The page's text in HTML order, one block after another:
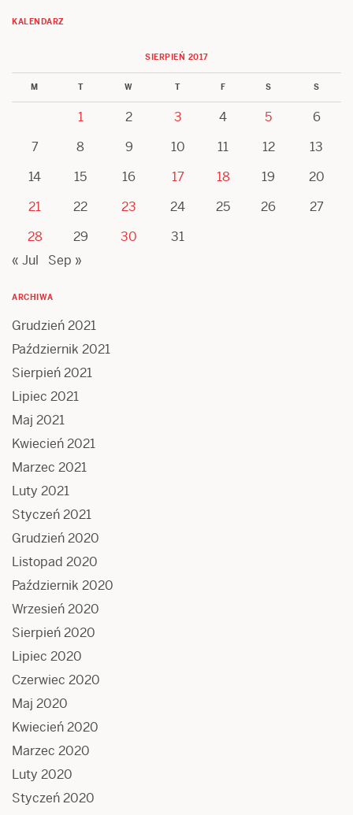
KALENDARZ
SIERPIEŃ 2017
M T W T F S S
1 2 3 4 5
6
7
8 9 10 11 12
13
14
15 16 17 18 19
20
21
22 23 24 25 26
27
28
29 30
31
« Jul
Sep »
ARCHIWA
Grudzień 2021
Październik 2021
Sierpień 2021
Lipiec 2021
Maj 2021
Kwiecień 2021
Marzec 2021
Luty 2021
Styczeń 2021
Grudzień 2020
Listopad 2020
Październik 2020
Wrzesień 2020
Sierpień 2020
Lipiec 2020
Czerwiec 2020
Maj 2020
Kwiecień 2020
Marzec 2020
Luty 2020
Styczeń 2020